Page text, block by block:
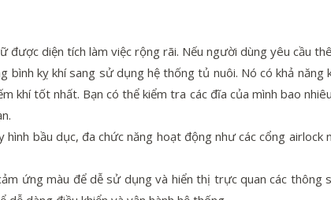
diện tích làm việc rộng rãi. Nếu người dùng yêu cầu
bình kỵ khí sang sử dụng hệ thống tủ nuôi. Nó có khả năng
khí tốt nhất. Bạn có thể kiểm tra các đĩa của mình bao
bầu dục, đa chức năng hoạt động như các cổng airlock
ứng màu để dễ sử dụng và hiển thị trực quan các thông